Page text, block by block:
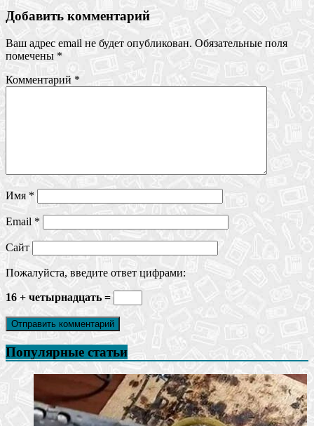
Добавить комментарий
Ваш адрес email не будет опубликован. Обязательные поля
помечены *
Комментарий *
Имя *
Email *
Сайт
Пожалуйста, введите ответ цифрами:
16 + четырнадцать =
Популярные статьи